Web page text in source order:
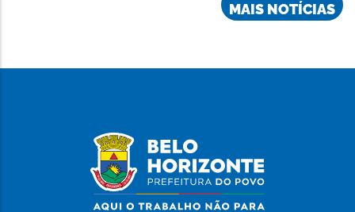
MAIS NOTÍCIAS